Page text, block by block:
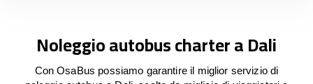
Noleggio autobus charter a Dali
Con OsaBus possiamo garantire il miglior servizio di